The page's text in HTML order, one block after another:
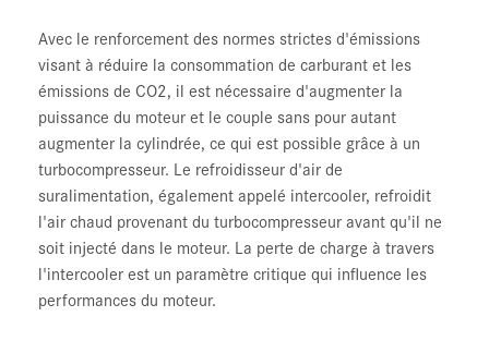
Avec le renforcement des normes strictes d'émissions
visant à réduire la consommation de carburant et les
émissions de CO2, il est nécessaire d'augmenter la
puissance du moteur et le couple sans pour autant
augmenter la cylindrée, ce qui est possible grâce à un
turbocompresseur. Le refroidisseur d'air de
suralimentation, également appelé intercooler, refroidit
l'air chaud provenant du turbocompresseur avant qu'il ne
soit injecté dans le moteur. La perte de charge à travers
l'intercooler est un paramètre critique qui influence les
performances du moteur.